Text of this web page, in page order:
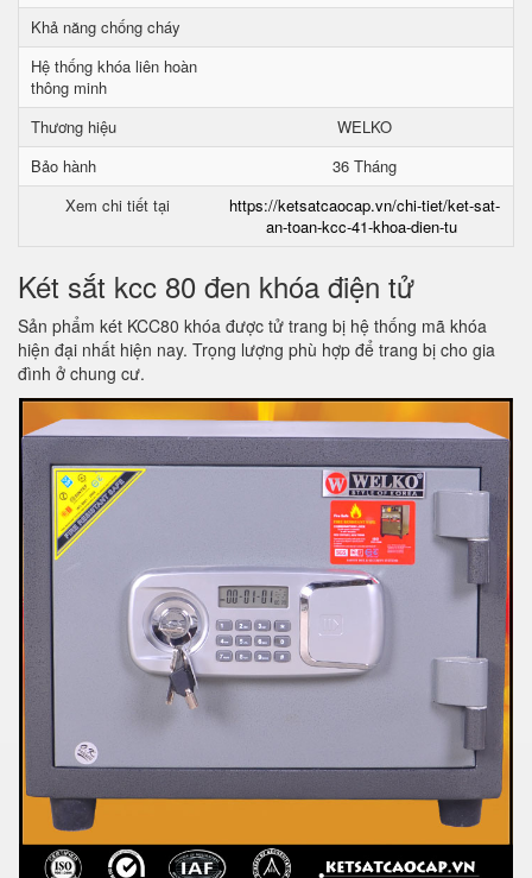
Khả năng chống cháy
Hệ thống khóa liên hoàn
thông minh
Thương hiệu
WELKO
Bảo hành
36 Tháng
Xem chi tiết tại
https://ketsatcaocap.vn/chi-tiet/ket-sat-
an-toan-kcc-41-khoa-dien-tu
Két sắt kcc 80 đen khóa điện tử
Sản phẩm két KCC80 khóa được tử trang bị hệ thống mã khóa
hiện đại nhất hiện nay. Trọng lượng phù hợp để trang bị cho gia
đình ở chung cư.